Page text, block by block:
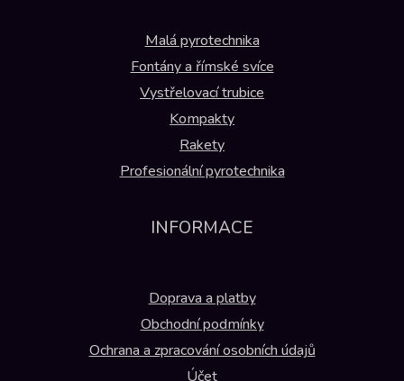
Malá pyrotechnika
Fontány a římské svíce
Vystřelovací trubice
Kompakty
Rakety
Profesionální pyrotechnika
INFORMACE
Doprava a platby
Obchodní podmínky
Ochrana a zpracování osobních údajů
Účet